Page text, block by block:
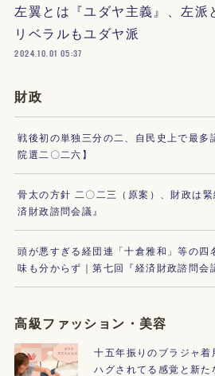
左翼とは『ユダヤ主義』、左派
リベラルもユダヤ派
2024.10.01 05:37
財政
戦後初の単独三分の二、自民史上で最多
院選二〇二六】
骨太の方針 二〇二三（原案）、財政は
済財政諮問会議』
頭が悪すぎる経団連「十倉雅和」等の四
味も分からず｜第七回『経済財政諮問会
高級ファッション・美容
十五年振りのブラジャ着
ハグされてる感覚と新